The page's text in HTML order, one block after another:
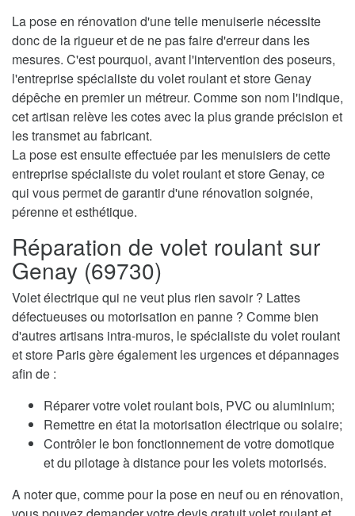
La pose en rénovation d'une telle menuiserie nécessite
donc de la rigueur et de ne pas faire d'erreur dans les
mesures. C'est pourquoi, avant l'intervention des poseurs,
l'entreprise spécialiste du volet roulant et store Genay
dépêche en premier un métreur. Comme son nom l'indique,
cet artisan relève les cotes avec la plus grande précision et
les transmet au fabricant.
La pose est ensuite effectuée par les menuisiers de cette
entreprise spécialiste du volet roulant et store Genay, ce
qui vous permet de garantir d'une rénovation soignée,
pérenne et esthétique.
Réparation de volet roulant sur
Genay (69730)
Volet électrique qui ne veut plus rien savoir ? Lattes
défectueuses ou motorisation en panne ? Comme bien
d'autres artisans intra-muros, le spécialiste du volet roulant
et store Paris gère également les urgences et dépannages
afin de :
Réparer votre volet roulant bois, PVC ou aluminium;
Remettre en état la motorisation électrique ou solaire;
Contrôler le bon fonctionnement de votre domotique
et du pilotage à distance pour les volets motorisés.
A noter que, comme pour la pose en neuf ou en rénovation,